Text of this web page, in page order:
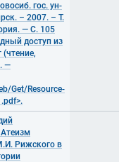
гос. ун-
– 2007. – Т.
— С. 105
доступ из
(чтение,
—
Get/Resource-
Атеизм
Рижского в